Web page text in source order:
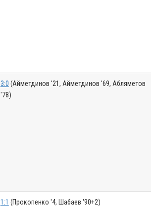
3:0 (Айметдинов '21, Айметдинов '69, Абляметов
'78)
1:1 (Прокопенко '4, Шабаев '90+2)